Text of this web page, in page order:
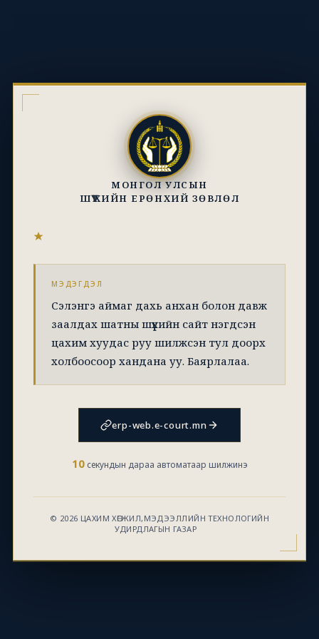
МОНГОЛ УЛСЫН
ШҮҮХИЙН ЕРӨНХИЙ ЗӨВЛӨЛ
МЭДЭГДЭЛ
Сэлэнгэ аймаг дахь анхан болон давж
заалдах шатны шүүхийн сайт нэгдсэн
цахим хуудас руу шилжсэн тул доорх
холбоосоор хандана уу. Баярлалаа.
erp-web.e-court.mn
10секундын дараа автоматаар шилжинэ
© 2026 ЦАХИМ ХӨГЖИЛ,МЭДЭЭЛЛИЙН ТЕХНОЛОГИЙН
УДИРДЛАГЫН ГАЗАР